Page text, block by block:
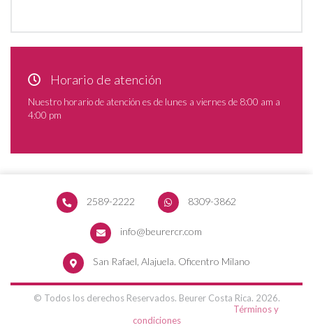
Horario de atención
Nuestro horario de atención es de lunes a viernes de 8:00 am a
4:00 pm
2589-2222 8309-3862
info@beurercr.com
San Rafael, Alajuela. Oficentro Milano
© Todos los derechos Reservados. Beurer Costa Rica. 2026.
Términos y
condiciones